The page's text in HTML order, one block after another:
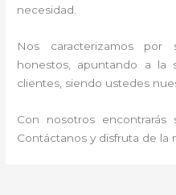
necesidad.
Nos caracterizamos por
honestos, apuntando a la
clientes, siendo ustedes
Con nosotros
Contáctanos y disfruta de la